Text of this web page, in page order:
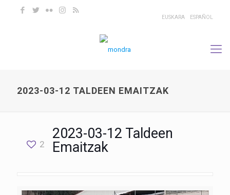
EUSKARA ESPAÑOL
2023-03-12 TALDEEN EMAITZAK
2
2023-03-12 Taldeen
Emaitzak